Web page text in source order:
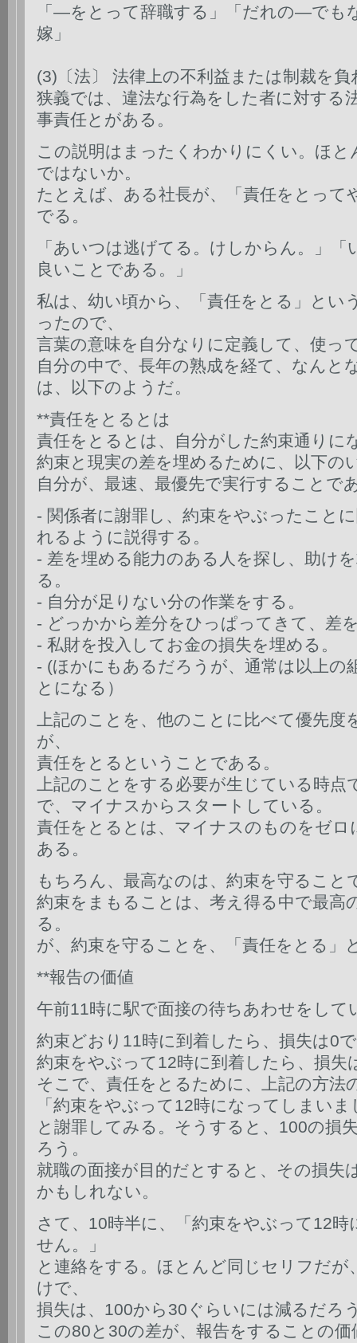
「—をとって辞職する」「だれの—で
嫁」
(3)〔法〕 法律上の不利益または制裁を
狭義では、違法な行為をした者に対する
事責任とがある。
この説明はまったくわかりにくい。ほと
ではないか。
たとえば、ある社長が、「責任をとって
でる。
「あいつは逃げてる。けしからん。」
良いことである。」
私は、幼い頃から、「責任をとる」とい
ったので、
言葉の意味を自分なりに定義して、使っ
自分の中で、長年の熟成を経て、なんと
は、以下のようだ。
**責任をとるとは
責任をとるとは、自分がした約束通りに
約束と現実の差を埋めるために、以下の
自分が、最速、最優先で実行することで
- 関係者に謝罪し、約束をやぶったこと
れるように説得する。
- 差を埋める能力のある人を探し、助け
る。
- 自分が足りない分の作業をする。
- どっかから差分をひっぱってきて、差
- 私財を投入してお金の損失を埋める。
- (ほかにもあるだろうが、通常は以上の
とになる）
上記のことを、他のことに比べて優先
が、
責任をとるということである。
上記のことをする必要が生じている時
で、マイナスからスタートしている。
責任をとるとは、マイナスのものをゼ
ある。
もちろん、最高なのは、約束を守ること
約束をまもることは、考え得る中で最高
る。
が、約束を守ることを、「責任をとる」
**報告の価値
午前11時に駅で面接の待ちあわせをして
約束どおり11時に到着したら、損失は0
約束をやぶって12時に到着したら、損失
そこで、責任をとるために、上記の方法
「約束をやぶって12時になってしまい
と謝罪してみる。そうすると、100の損
ろう。
就職の面接が目的だとすると、その損失
かもしれない。
さて、10時半に、「約束をやぶって12
せん。」
と連絡をする。ほとんど同じセリフだ
けで、
損失は、100から30ぐらいには減るだろ
この80と30の差が、報告をすることの価